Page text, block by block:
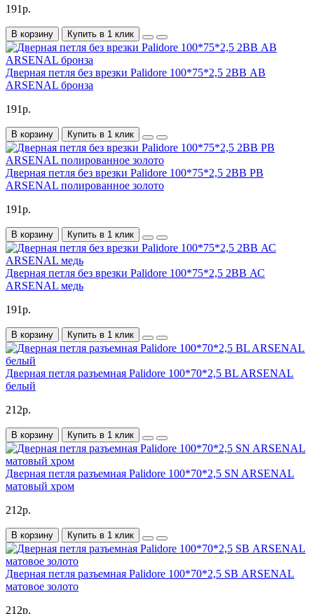
191р.
В корзину Купить в 1 клик
Дверная петля без врезки Palidore 100*75*2,5 2ВВ АВ
ARSENAL бронза
191р.
В корзину Купить в 1 клик
Дверная петля без врезки Palidore 100*75*2,5 2ВВ РВ
ARSENAL полированное золото
191р.
В корзину Купить в 1 клик
Дверная петля без врезки Palidore 100*75*2,5 2ВВ АС
ARSENAL медь
191р.
В корзину Купить в 1 клик
Дверная петля разъемная Palidore 100*70*2,5 BL ARSENAL
белый
212р.
В корзину Купить в 1 клик
Дверная петля разъемная Palidore 100*70*2,5 SN ARSENAL
матовый хром
212р.
В корзину Купить в 1 клик
Дверная петля разъемная Palidore 100*70*2,5 SВ ARSENAL
матовое золото
212р.